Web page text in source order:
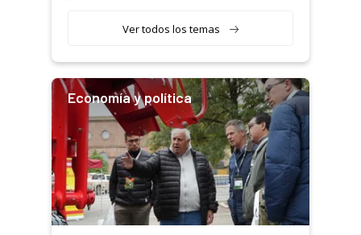
Ver todos los temas
Economía y política